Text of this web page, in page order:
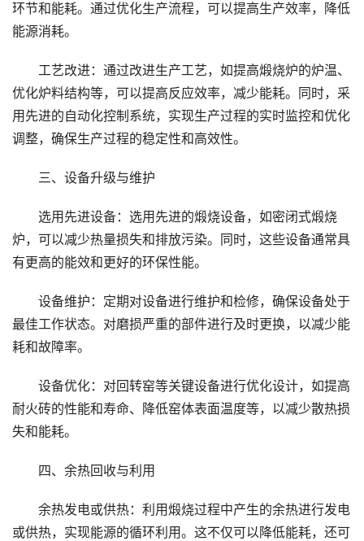
环节和能耗。通过优化生产流程，可以提高生产效率，降低
能源消耗。
工艺改进：通过改进生产工艺，如提高煅烧炉的炉温、
优化炉料结构等，可以提高反应效率，减少能耗。同时，采
用先进的自动化控制系统，实现生产过程的实时监控和优化
调整，确保生产过程的稳定性和高效性。
三、设备升级与维护
选用先进设备：选用先进的煅烧设备，如密闭式煅烧
炉，可以减少热量损失和排放污染。同时，这些设备通常具
有更高的能效和更好的环保性能。
设备维护：定期对设备进行维护和检修，确保设备处于
最佳工作状态。对磨损严重的部件进行及时更换，以减少能
耗和故障率。
设备优化：对回转窑等关键设备进行优化设计，如提高
耐火砖的性能和寿命、降低窑体表面温度等，以减少散热损
失和能耗。
四、余热回收与利用
余热发电或供热：利用煅烧过程中产生的余热进行发电
或供热，实现能源的循环利用。这不仅可以降低能耗，还可